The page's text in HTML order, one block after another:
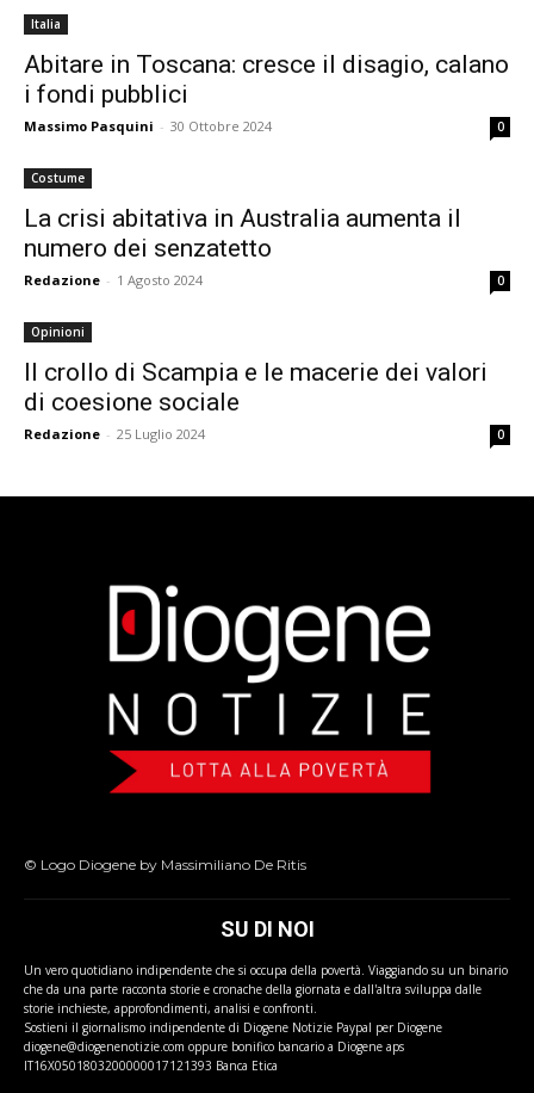
Italia
Abitare in Toscana: cresce il disagio, calano
i fondi pubblici
Massimo Pasquini - 30 Ottobre 2024 0
Costume
La crisi abitativa in Australia aumenta il
numero dei senzatetto
Redazione - 1 Agosto 2024 0
Opinioni
Il crollo di Scampia e le macerie dei valori
di coesione sociale
Redazione - 25 Luglio 2024 0
© Logo Diogene by Massimiliano De Ritis
SU DI NOI
Un vero quotidiano indipendente che si occupa della povertà. Viaggiando su un binario
che da una parte racconta storie e cronache della giornata e dall'altra sviluppa dalle
storie inchieste, approfondimenti, analisi e confronti.
Sostieni il giornalismo indipendente di Diogene Notizie Paypal per Diogene
diogene@diogenenotizie.com oppure bonifico bancario a Diogene aps
IT16X0501803200000017121393 Banca Etica